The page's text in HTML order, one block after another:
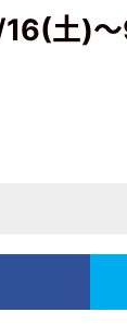
土)